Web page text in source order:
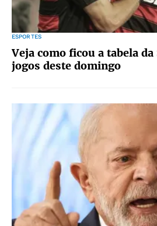
ESPORTES
Veja como ficou a tabela da
jogos deste domingo